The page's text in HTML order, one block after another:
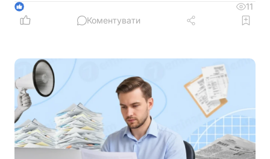
іспитів з української мови, історії України та
Конституції для цієї категорії заявників
1
11
Коментувати